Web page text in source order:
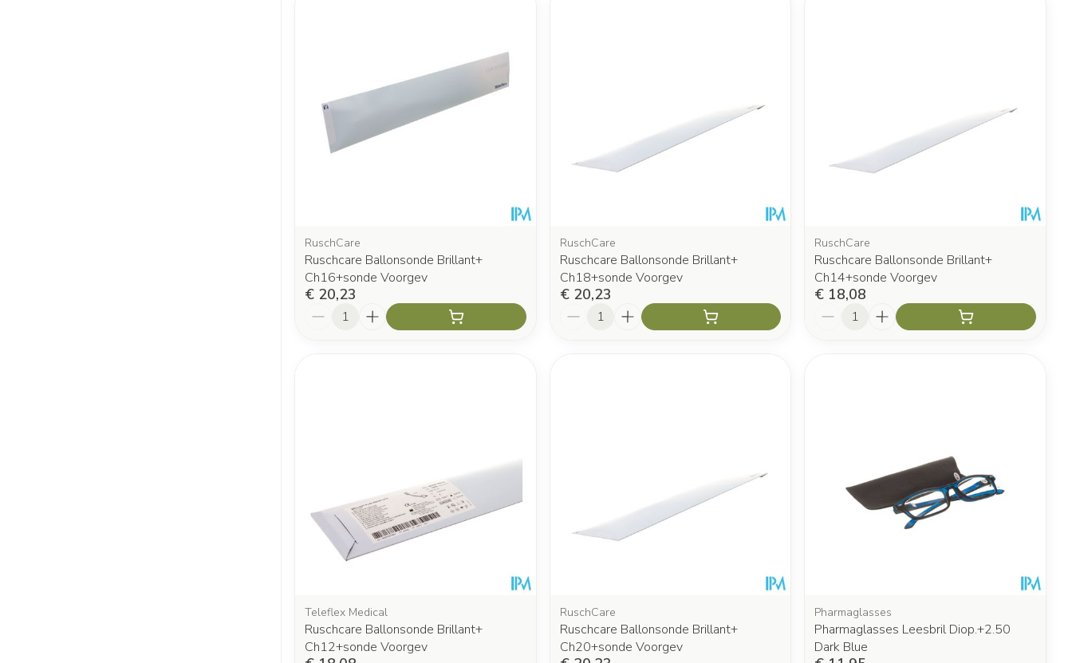
RuschCare
Ruschcare Ballonsonde Brillant+
Ch16+sonde Voorgev
€ 20,23
Aantal
RuschCare
Ruschcare Ballonsonde Brillant+
Ch18+sonde Voorgev
€ 20,23
Aantal
RuschCare
Ruschcare Ballonsonde Brillant+
Ch14+sonde Voorgev
€ 18,08
Aantal
Teleflex Medical
Ruschcare Ballonsonde Brillant+
Ch12+sonde Voorgev
RuschCare
Ruschcare Ballonsonde Brillant+
Ch20+sonde Voorgev
Pharmaglasses
Pharmaglasses Leesbril Diop.+2.50
Dark Blue